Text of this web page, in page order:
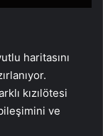
haritasını
kızılötesi
ve